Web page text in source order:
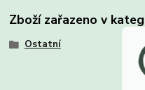
Zboží zařazeno v
Ostatní